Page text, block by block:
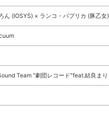
ん (IOSYS) × ランコ・パプリカ (豚乙女)
Team "劇団レコード"feat.結良まり